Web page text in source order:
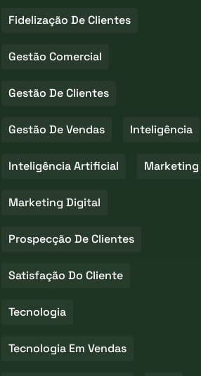
Fidelização De Clientes
Gestão Comercial
Gestão De Clientes
Gestão De Vendas Inteligência
Inteligência Artificial Marketing
Marketing Digital
Prospecção De Clientes
Satisfação Do Cliente
Tecnologia
Tecnologia Em Vendas